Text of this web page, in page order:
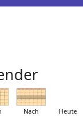
Nach
Heute